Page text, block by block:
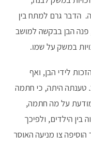
הדבר גרם למתח בין
הבן בבקשה למושב
במשק על שמו.
לידי הבן, ואף
טענתה היתה, כי חתמה
על מה חתמה,
בין הילדים, ולפיכך
צו מניעה האוסר